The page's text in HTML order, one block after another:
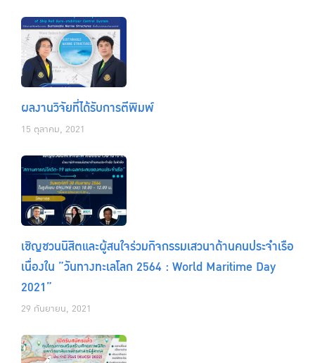
ผลงานวิจัยที่ได้รับการตีพิมพ์
15 ตุลาคม, 2021
เชิญชวนนิสิตและผู้สนใจร่วมกิจกรรมเสวนาด้านคนประจำเรือ
เนื่องใน ”วันทางทะเลโลก 2564 : World Maritime Day
2021”
29 กันยายน, 2021